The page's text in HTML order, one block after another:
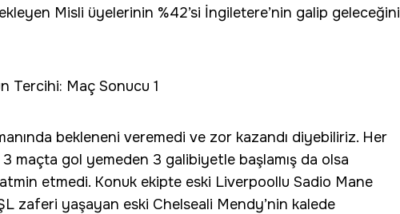
Misli üyelerinin %42’si İngiletere’nin galip geleceğini
Tercihi: Maç Sonucu 1
bekleneni veremedi ve zor kazandı diyebiliriz. Her
maçta gol yemeden 3 galibiyetle başlamış da olsa
etmedi. Konuk ekipte eski Liverpoollu Sadio Mane
zaferi yaşayan eski Chelseali Mendy’nin kalede